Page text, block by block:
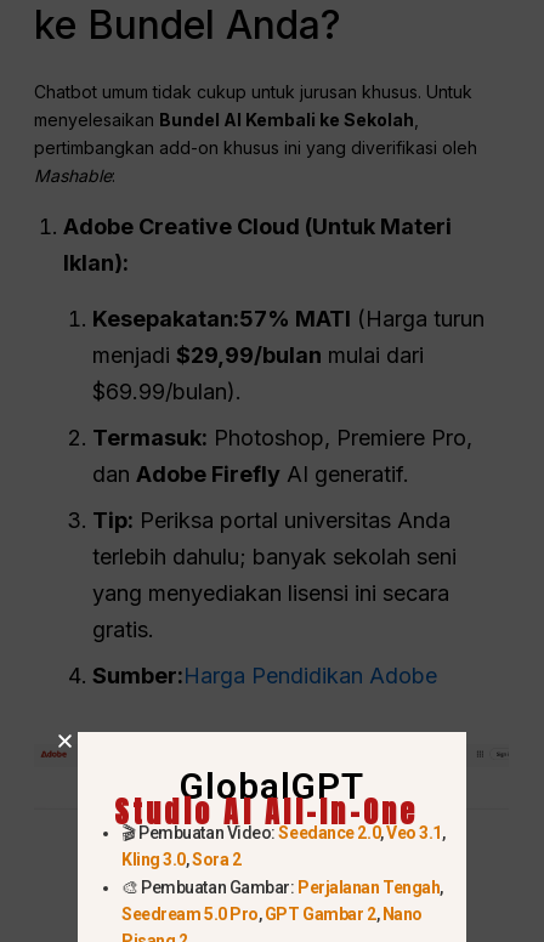
ke Bundel Anda?
Chatbot umum tidak cukup untuk jurusan khusus. Untuk
menyelesaikan Bundel AI Kembali ke Sekolah
pertimbangkan add-on khusus ini yang diverifikasi oleh
Mashable:
Adobe Creative Cloud (Untuk Materi
Iklan):
Kesepakatan:57% MATI (Harga turun
menjadi$29,99/bulan mulai dari
$69.99/bulan).
Termasuk: Photoshop, Premiere Pro,
dan Adobe Firefly AI generatif.
Tip: Periksa portal universitas Anda
terlebih dahulu; banyak sekolah seni
yang menyediakan lisensi ini secara
gratis.
Sumber:Harga Pendidikan Adobe
GlobalGPT
Studio AI All-In-One
🎬 Pembuatan Video:Seedance 2.0,Veo 3.1,
Kling 3.0,Sora 2
🎨 Pembuatan Gambar: Perjalanan Tengah,
Seedream 5.0 Pro,GPT Gambar 2,Nano